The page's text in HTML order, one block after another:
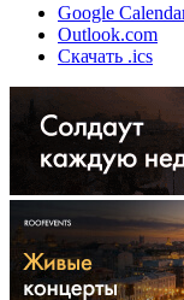
Google
Outlook.com
Скачать .ics